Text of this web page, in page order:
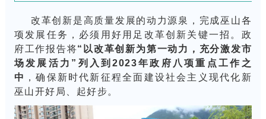
改革创新是高质量发展的动力源泉，完成巫山各
项发展任务，必须用好用足改革创新关键一招。政
府工作报告将“以改革创新为第一动力，充分激发市
场发展活力”列入到2023年政府八项重点工作之
中 ，确保新时代新征程全面建设社会主义现代化新
巫山开好局、起好步。